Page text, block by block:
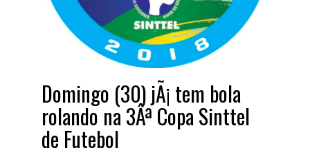
Domingo (30) jÃ¡ tem bola
rolando na 3Âª Copa Sinttel
de Futebol